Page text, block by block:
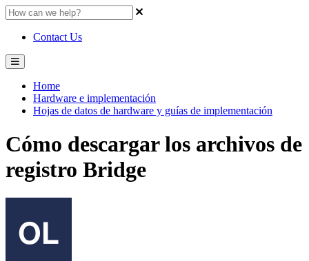
Contact Us
Home
Hardware e implementación
Hojas de datos de hardware y guías de implementación
Cómo descargar los archivos de
registro Bridge